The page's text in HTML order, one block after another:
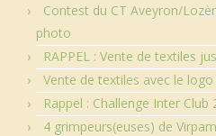
Contest du CT Aveyron/
photo
RAPPEL : Vente de textiles
Vente de textiles avec le
Rappel : Challenge Inter
4 grimpeurs(euses) de